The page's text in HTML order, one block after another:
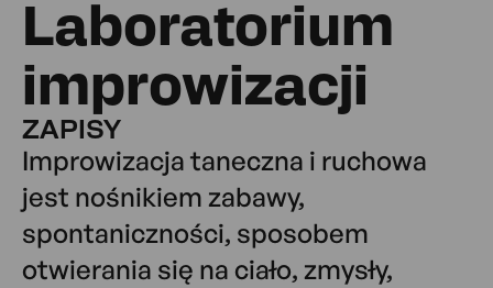
Laboratorium
improwizacji
ZAPISY
Improwizacja taneczna i ruchowa
jest nośnikiem zabawy,
spontaniczności, sposobem
otwierania się na ciało, zmysły,